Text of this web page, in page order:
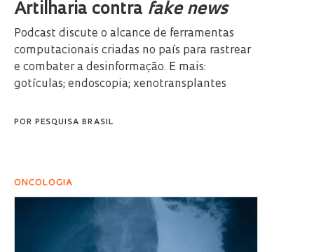
Artilharia contra fake news
Podcast discute o alcance de ferramentas
computacionais criadas no país para rastrear
e combater a desinformação. E mais:
gotículas; endoscopia; xenotransplantes
POR PESQUISA BRASIL
ONCOLOGIA